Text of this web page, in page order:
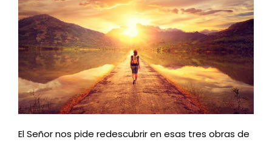
El Señor nos pide redescubrir en esas tres obras de